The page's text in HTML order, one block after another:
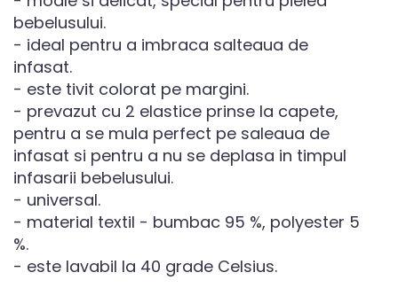
bebelusului.
- ideal pentru a imbraca salteaua de
infasat.
- este tivit colorat pe margini.
- prevazut cu 2 elastice prinse la capete,
pentru a se mula perfect pe saleaua de
infasat si pentru a nu se deplasa in timpul
infasarii bebelusului.
- universal.
- material textil - bumbac 95 %, polyester 5
%.
- este lavabil la 40 grade Celsius.